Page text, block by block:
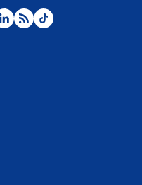
fraude ni posibilidad de